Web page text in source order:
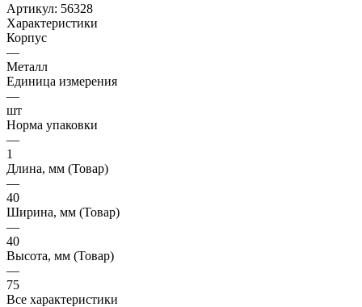
Артикул: 56328
Характеристики
Корпус
—
Металл
Единица измерения
—
шт
Норма упаковки
—
1
Длина, мм (Товар)
—
40
Ширина, мм (Товар)
—
40
Высота, мм (Товар)
—
75
Все характеристики